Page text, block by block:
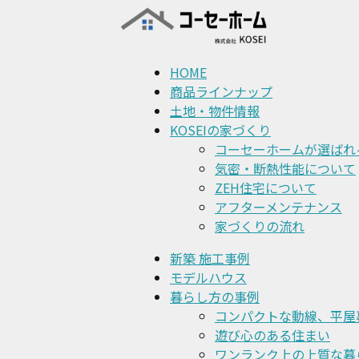
HOME
商品ラインナップ
土地・物件情報
KOSEIの家づくり
コーセーホームが選ば
気密・断熱性能について
ZEH住宅について
アフターメンテナンス
家づくりの流れ
新築 施工事例
モデルハウス
暮らし方の事例
コンパクトな動線、平屋
遊び心のある住まい
ワンランク上の上質な暮